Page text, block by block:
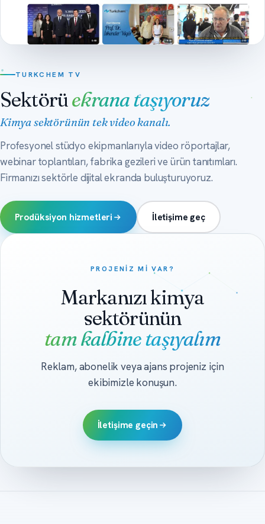
TURKCHEM TV
Sektörüekrana taşıyoruz
Kimya sektörünün tek video kanalı.
Profesyonel stüdyo ekipmanlarıyla video röportajlar,
webinar toplantıları, fabrika gezileri ve ürün tanıtımları.
Firmanızı sektörle dijital ekranda buluşturuyoruz.
Prodüksiyon hizmetleri İletişime geç
PROJENIZ MI VAR?
Markanızı kimya
sektörünün
tam kalbine taşıyalım
Reklam, abonelik veya ajans projeniz için
ekibimizle konuşun.
İletişime geçin